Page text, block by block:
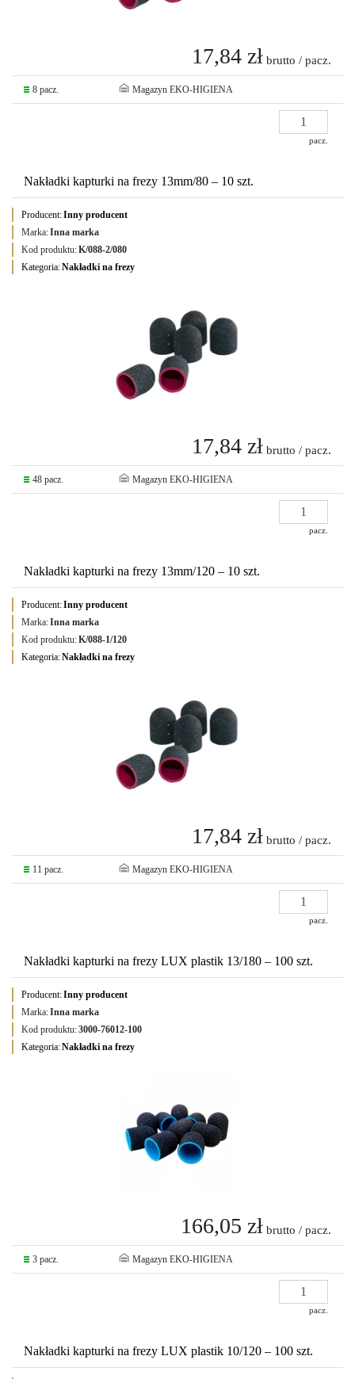
17,84 zł brutto / pacz.
8 pacz. Magazyn EKO-HIGIENA
pacz.
Nakładki kapturki na frezy 13mm/80 – 10 szt.
Producent:Inny producent
Marka:Inna marka
Kod produktu:K/088-2/080
Kategoria:Nakładki na frezy
17,84 zł brutto / pacz.
48 pacz. Magazyn EKO-HIGIENA
pacz.
Nakładki kapturki na frezy 13mm/120 – 10 szt.
Producent:Inny producent
Marka:Inna marka
Kod produktu:K/088-1/120
Kategoria:Nakładki na frezy
17,84 zł brutto / pacz.
11 pacz. Magazyn EKO-HIGIENA
pacz.
Nakładki kapturki na frezy LUX plastik 13/180 – 100 szt.
Producent:Inny producent
Marka:Inna marka
Kod produktu:3000-76012-100
Kategoria:Nakładki na frezy
166,05 zł brutto / pacz.
3 pacz. Magazyn EKO-HIGIENA
pacz.
Nakładki kapturki na frezy LUX plastik 10/120 – 100 szt.